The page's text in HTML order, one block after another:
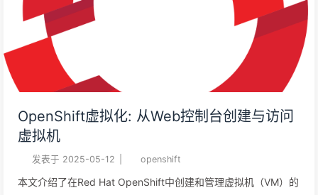
OpenShift虚拟化: 从Web控制台创建与访问
虚拟机
发表于 2025-05-12 openshift
本文介绍了在Red Hat OpenShift中创建和管理虚拟机（VM）的